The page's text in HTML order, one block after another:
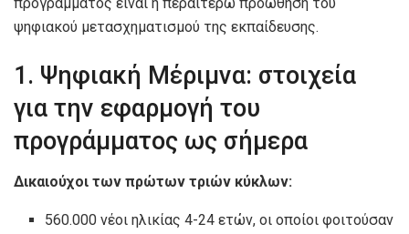
ψηφιακού μετασχηματισμού της εκπαίδευσης.
1. Ψηφιακή Μέριμνα: στοιχεία
για την εφαρμογή του
προγράμματος ως σήμερα
Δικαιούχοι των πρώτων τριών κύκλων:
560.000 νέοι ηλικίας 4-24 ετών, οι οποίοι φοιτούσαν